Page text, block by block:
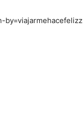
by=viajarmehacefelizz